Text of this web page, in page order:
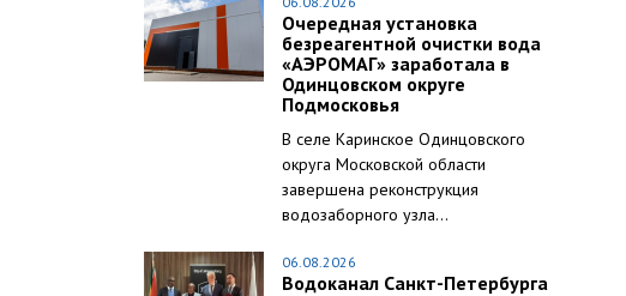
Очередная установка
безреагентной очистки вода
«АЭРОМАГ» заработала в
Одинцовском округе
Подмосковья
В селе Каринское Одинцовского
округа Московской области
завершена реконструкция
водозаборного узла...
06.08.2026
Водоканал Санкт-Петербурга